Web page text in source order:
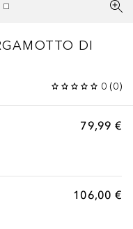
DI
0 (0)
79,99 €
106,00 €